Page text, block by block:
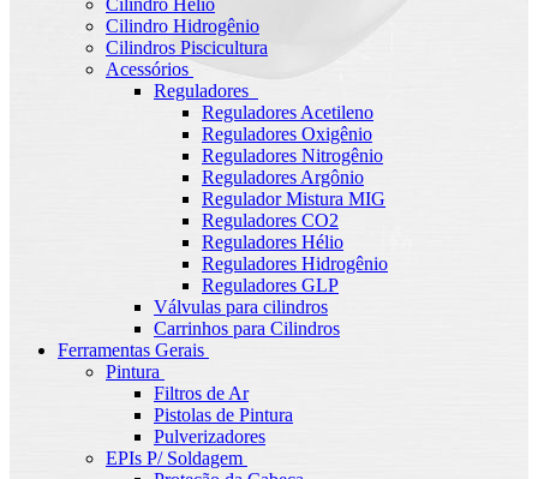
Cilindro Hélio
Cilindro Hidrogênio
Cilindros Piscicultura
Acessórios
Reguladores
Reguladores Acetileno
Reguladores Oxigênio
Reguladores Nitrogênio
Reguladores Argônio
Regulador Mistura MIG
Reguladores CO2
Reguladores Hélio
Reguladores Hidrogênio
Reguladores GLP
Válvulas para cilindros
Carrinhos para Cilindros
Ferramentas Gerais
Pintura
Filtros de Ar
Pistolas de Pintura
Pulverizadores
EPIs P/ Soldagem